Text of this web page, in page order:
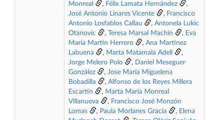
Monreal
, Félix Lamata Hernández
,
José Antonio Linares Vicente
, Francisco
Antonio Losfablos Callau
, Antonela Lukic
Otanovic
, Teresa Marsal Machín , Eva
María Martín Herrero
, Ana Martínez
Labuena
, Marta Matamala Adell
,
Jorge Melero Polo
, Daniel Meseguer
González
, Jose María Miguelena
Bobadilla
, Alfonso de los Reyes Millera
Escartín
, Marta María Monreal
Villanueva
, Francisco José Monzón
Lomas
, Paula Morlanes Gracia , Elena